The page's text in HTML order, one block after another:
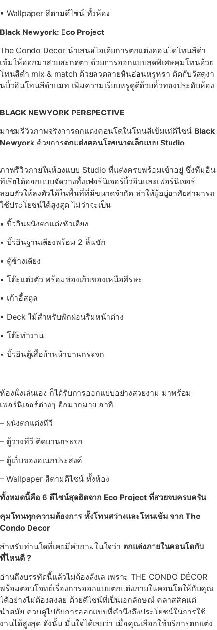
▪ Wallpaper สีตามดีไซน์ ทั้งห้อง
Black Newyork: Eco Project
The Condo Decor นำเสนอไอเดียการตกแต่งคอนโดโทนสีดำ
เข้มให้ออกมาสวยสะกดตา ด้วยการออกแบบสุดพิเศษคุมโทนด้วย
โทนสีดำ mix & match ด้วยลวดลายหินอ่อนหรูหรา ตัดกับวัสดุงา
นบิ้วอินโทนสีดำแมท เพิ่มความเรียบหรูดูดีด้วยคิ้วทองประดับห้อง
BLACK NEWYORK PERSPECTIVE
มาชมรีวิวภาพจริงการตกแต่งคอนโดในโทนสีเข้มเท่ดีไซน์ Black
Newyork ด้วยการตกแต่งคอนโดขนาดเล็กแบบ Studio
ภาพรีวิวภายในห้องแบบ Studio ที่แต่งครบพร้อมเข้าอยู่ ซึ่งทีมอิน
ทีเรียได้ออกแบบจัดวางทั้งเฟอร์นิเจอร์บิ้วอินและเฟอร์นิเจอร์
ลอยตัวให้ลงตัวได้ในพื้นที่ที่มีขนาดจำกัด ทำให้ผู้อยู่อาศัยสามารถ
ใช้ประโยชน์ได้สูงสุด ไม่ว่าจะเป็น
▪ บิ้วอินผนังตกแต่งหัวเตียง
▪ บิ้วอินฐานเตียงพร้อม 2 ลิ้นชัก
▪ ตู้ข้างเตียง
▪ โต๊ะแต่งตัว พร้อมช่องเก็บของเหนือศีรษะ
▪ เก้าอี้สตูล
▪ Deck ไม้สำหรับพักผ่อนริมหน้าต่าง
▪ โต๊ะทำงาน
▪ บิ้วอินตู้เสื้อผ้าหน้าบานกระจก
ห้องนั่งเล่นเอง ก็ได้รับการออกแบบอย่างสวยงาม มาพร้อม
เฟอร์นิเจอร์ต่างๆ อีกมากมาย อาทิ
– ผนังตกแต่งทีวี
– ตู้วางทีวี ติดบานกระจก
– ตู้เก็บของอเนกประสงค์
– Wallpaper สีตามดีไซน์ ทั้งห้อง
ทั้งหมดนี้คือ 6 ดีไซน์สุดฮิตจาก Eco Project ที่สวยจบครบครัน
คุมโทนทุกความต้องการ ทั้งโทนสว่างและโทนเข้ม จาก The
Condo Decor
สำหรับท่านใดที่เคยมีคำถามในใจว่า ตกแต่งภายในคอนโดกับ
ที่ไหนดี ?
อ่านถึงบรรทัดนี้แล้วไม่ต้องลังเล เพราะ THE CONDO DÉCOR
พร้อมตอบโจทย์เรื่องการออกแบบตกแต่งภายในคอนโดให้กับคุณ
ได้อย่างไม่ต้องสงสัย ด้วยดีไซน์ที่เป็นเอกลักษณ์ คลาสสิคแต่
นำสมัย ควบคู่ไปกับการออกแบบที่คำนึงถึงประโยชน์ในการใช้
งานได้สูงสุด ดังนั้น มั่นใจได้เลยว่า เมื่อคุณเลือกใช้บริการตกแต่ง